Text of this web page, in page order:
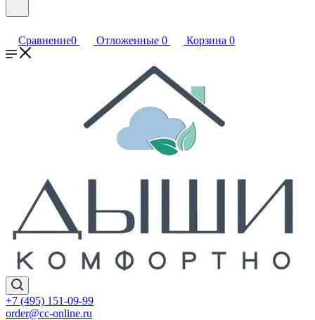
Сравнение0 Отложенные 0 Корзина 0
+7 (495) 151-09-99
order@cc-online.ru